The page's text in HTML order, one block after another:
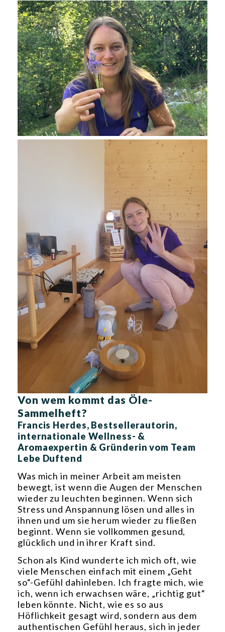
Von wem kommt das Öle-
Sammelheft?
Francis Herdes, Bestsellerautorin,
internationale Wellness- &
Aromaexpertin & Gründerin vom Team
Lebe Duftend
Was mich in meiner Arbeit am meisten
bewegt, ist wenn die Augen der Menschen
wieder zu leuchten beginnen. Wenn sich
Stress und Anspannung lösen und alles in
ihnen und um sie herum wieder zu fließen
beginnt. Wenn sie vollkommen gesund,
glücklich und in ihrer Kraft sind.
Schon als Kind wunderte ich mich oft, wie
viele Menschen einfach mit einem „Geht
so“-Gefühl dahinleben. Ich fragte mich, wie
ich, wenn ich erwachsen wäre, „richtig gut“
leben könnte. Nicht, wie es so aus
Höflichkeit gesagt wird, sondern aus dem
authentischen Gefühl heraus, sich in jeder